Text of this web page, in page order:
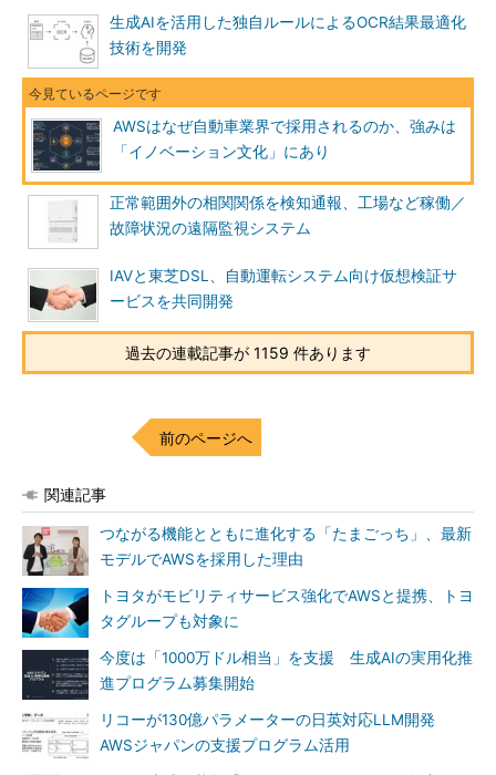
生成AIを活用した独自ルールによるOCR結果最適化
技術を開発
AWSはなぜ自動車業界で採用されるのか、強みは
「イノベーション文化」にあり
正常範囲外の相関関係を検知通報、工場など稼働／
故障状況の遠隔監視システム
IAVと東芝DSL、自動運転システム向け仮想検証サ
ービスを共同開発
過去の連載記事が 1159 件あります
前のページへ
関連記事
つながる機能とともに進化する「たまごっち」、最新
モデルでAWSを採用した理由
トヨタがモビリティサービス強化でAWSと提携、トヨ
タグループも対象に
今度は「1000万ドル相当」を支援 生成AIの実用化推
進プログラム募集開始
リコーが130億パラメーターの日英対応LLM開発
AWSジャパンの支援プログラム活用